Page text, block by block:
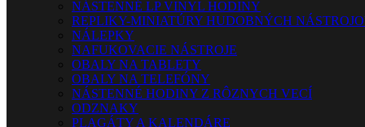
NÁSTENNÉ LP VINYL HODINY
REPLIKY-MINIATÚRY HUDOBNÝCH
NÁLEPKY
NAFUKOVACIE NÁSTROJE
OBALY NA TABLETY
OBALY NA TELEFÓNY
NÁSTENNÉ HODINY Z RÔZNYCH VECÍ
ODZNAKY
PLAGÁTY A KALENDÁRE